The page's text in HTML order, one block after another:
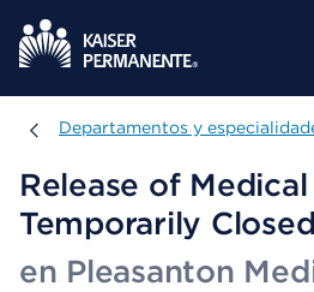
Departamentos y especialidades
Departamentos y
Release of
Temporarily Closed
en Pleasanton